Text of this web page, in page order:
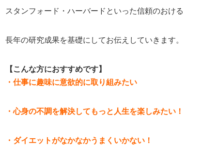
スタンフォード・ハーバードといった信頼のおける
長年の研究成果を基礎にしてお伝えしていきます。
【こんな方におすすめです】
・仕事に趣味に意欲的に取り組みたい
・心身の不調を解決してもっと人生を楽しみたい！
・ダイエットがなかなかうまくいかない！